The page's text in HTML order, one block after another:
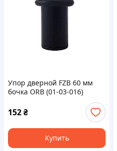
Упор дверной FZB 60 мм
бочка ORB (01-03-016)
152₴
Купить